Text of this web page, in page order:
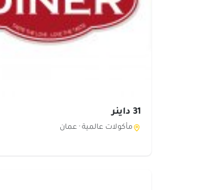
31 داينر
مأكولات عالمية · عمان